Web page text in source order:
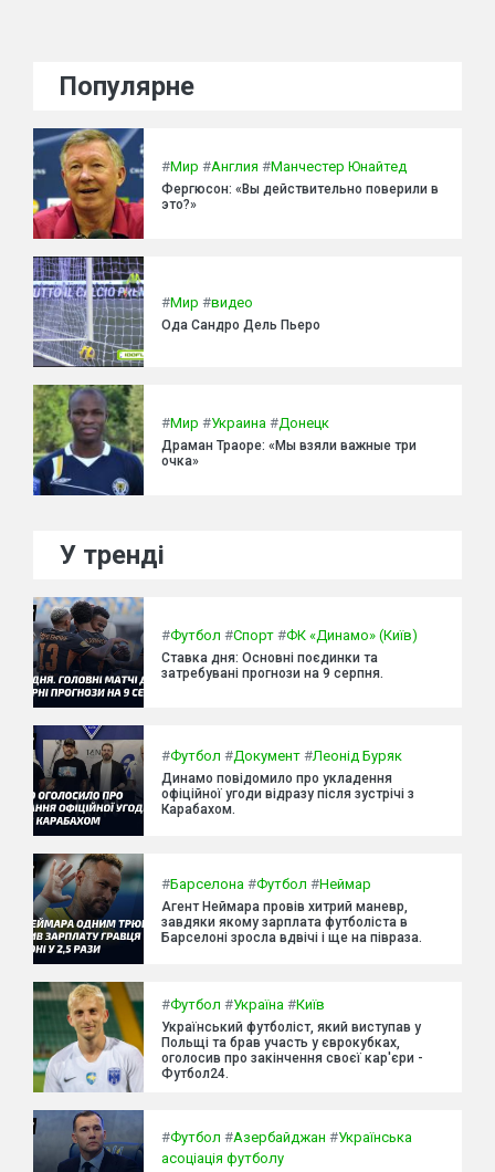
Популярне
#Мир #Англия #Манчестер Юнайтед
Фергюсон: «Вы действительно поверили в
это?»
#Мир #видео
Ода Сандро Дель Пьеро
#Мир #Украина #Донецк
Драман Траоре: «Мы взяли важные три
очка»
У тренді
#Футбол #Спорт #ФК «Динамо» (Київ)
Ставка дня: Основні поєдинки та
затребувані прогнози на 9 серпня.
#Футбол #Документ #Леонід Буряк
Динамо повідомило про укладення
офіційної угоди відразу після зустрічі з
Карабахом.
#Барселона #Футбол #Неймар
Агент Неймара провів хитрий маневр,
завдяки якому зарплата футболіста в
Барселоні зросла вдвічі і ще на півраза.
#Футбол #Україна #Київ
Український футболіст, який виступав у
Польщі та брав участь у єврокубках,
оголосив про закінчення своєї кар'єри -
Футбол24.
#Футбол #Азербайджан #Українська
асоціація футболу